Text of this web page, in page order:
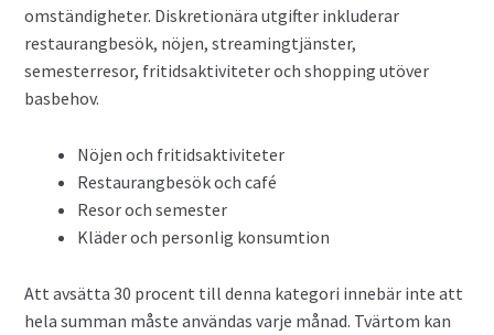
omständigheter. Diskretionära utgifter inkluderar
restaurangbesök, nöjen, streamingtjänster,
semesterresor, fritidsaktiviteter och shopping utöver
basbehov.
Nöjen och fritidsaktiviteter
Restaurangbesök och café
Resor och semester
Kläder och personlig konsumtion
Att avsätta 30 procent till denna kategori innebär inte att
hela summan måste användas varje månad. Tvärtom kan